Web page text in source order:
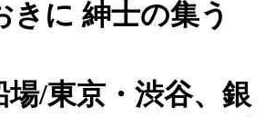
きに 紳士の集う
場/東京・渋谷、銀